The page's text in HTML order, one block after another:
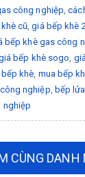
công nghiệp,
cũ,giá bếp khè
bếp khè gas công
bếp khè sogo,
bếp khè, mua bếp
nghiệp, bếp
nghiệp
CÙNG DANH